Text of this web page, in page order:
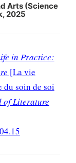
Arts (Science
2025
in Practice:
[La vie
du soin de soi
Literature